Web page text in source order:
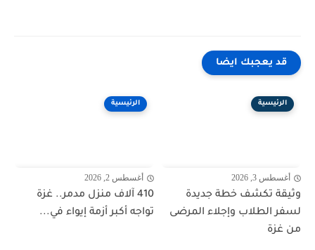
قد يعجبك ايضا
الرئيسية
أغسطس 3, 2026
وثيقة تكشف خطة جديدة
لسفر الطلاب وإجلاء المرضى
من غزة
الرئيسية
أغسطس 2, 2026
410 آلاف منزل مدمر.. غزة
تواجه أكبر أزمة إيواء في...